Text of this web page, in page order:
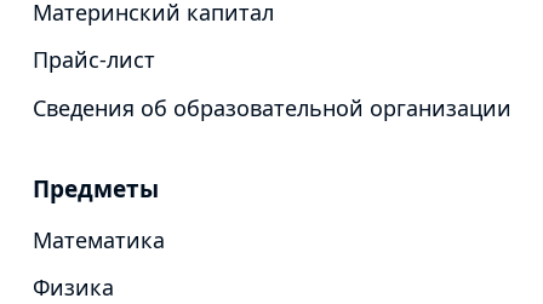
Материнский капитал
Прайс-лист
Сведения об образовательной организации
Предметы
Математика
Физика